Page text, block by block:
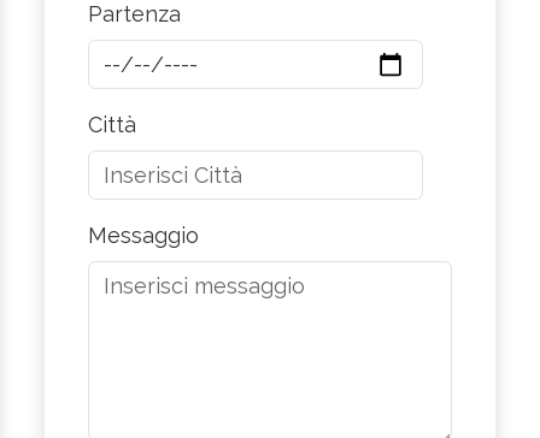
Partenza
Città
Messaggio